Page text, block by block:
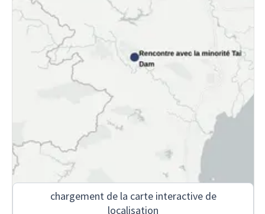
chargement de la carte interactive de
localisation